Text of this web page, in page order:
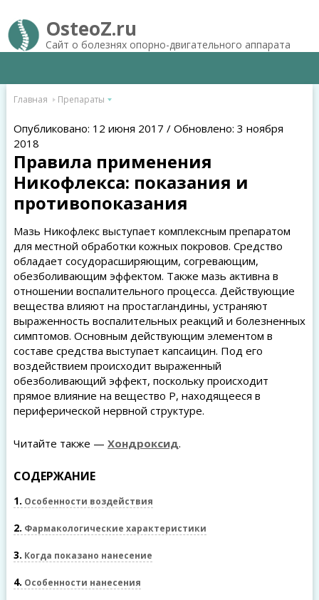
OsteoZ.ru
Сайт о болезнях опорно-двигательного аппарата
Главная Препараты
Опубликовано: 12 июня 2017 / Обновлено: 3 ноября
2018
Правила применения
Никофлекса: показания и
противопоказания
Мазь Никофлекс выступает комплексным препаратом
для местной обработки кожных покровов. Средство
обладает сосудорасширяющим, согревающим,
обезболивающим эффектом. Также мазь активна в
отношении воспалительного процесса. Действующие
вещества влияют на простагландины, устраняют
выраженность воспалительных реакций и болезненных
симптомов. Основным действующим элементом в
составе средства выступает капсаицин. Под его
воздействием происходит выраженный
обезболивающий эффект, поскольку происходит
прямое влияние на вещество Р, находящееся в
периферической нервной структуре.
Читайте также — Хондроксид.
СОДЕРЖАНИЕ
1 Особенности воздействия
2 Фармакологические характеристики
3 Когда показано нанесение
4 Особенности нанесения